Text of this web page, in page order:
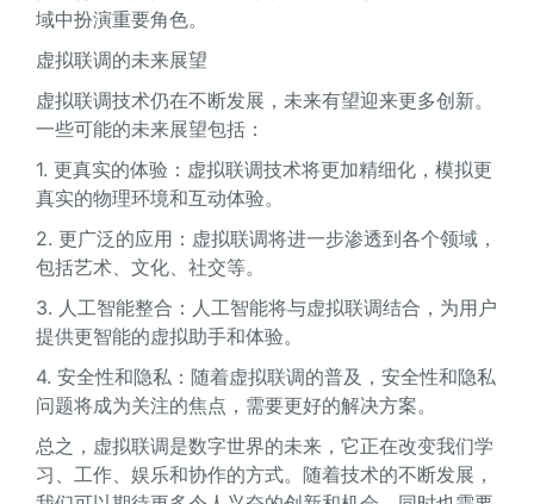
域中扮演重要角色。
虚拟联调的未来展望
虚拟联调技术仍在不断发展，未来有望迎来更多创新。
一些可能的未来展望包括：
1. 更真实的体验：虚拟联调技术将更加精细化，模拟更
真实的物理环境和互动体验。
2. 更广泛的应用：虚拟联调将进一步渗透到各个领域，
包括艺术、文化、社交等。
3. 人工智能整合：人工智能将与虚拟联调结合，为用户
提供更智能的虚拟助手和体验。
4. 安全性和隐私：随着虚拟联调的普及，安全性和隐私
问题将成为关注的焦点，需要更好的解决方案。
总之，虚拟联调是数字世界的未来，它正在改变我们学
习、工作、娱乐和协作的方式。随着技术的不断发展，